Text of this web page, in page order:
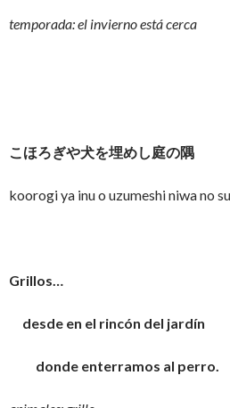
temporada: el invierno está cerca
こほろぎや犬を埋めし庭の隅
koorogi ya inu o uzumeshi niwa no
Grillos…
desde en el rincón del jardín
donde enterramos al perro.